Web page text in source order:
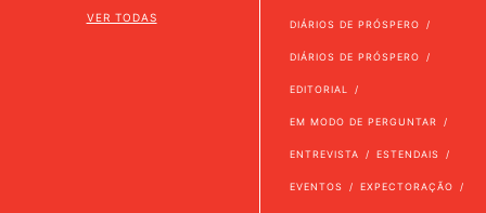
VER TODAS
DIÁRIOS DE PRÓSPERO
DIÁRIOS DE PRÓSPERO
EDITORIAL
EM MODO DE PERGUNTAR
ENTREVISTA ESTENDAIS
EVENTOS EXPECTORAÇÃO